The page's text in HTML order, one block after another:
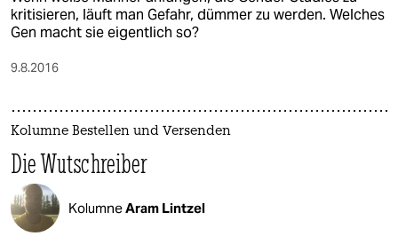
kritisieren, läuft man Gefahr, dümmer zu werden. Welches
Gen macht sie eigentlich so?
9.8.2016
Kolumne Bestellen und Versenden
Die Wutschreiber
KolumneAram Lintzel